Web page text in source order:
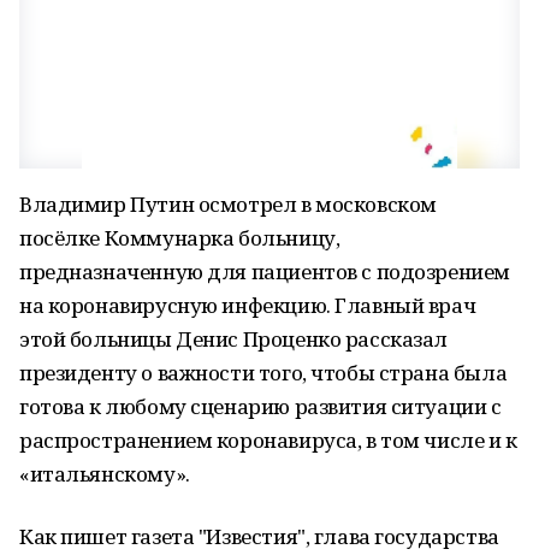
Владимир Путин осмотрел в московском
посёлке Коммунарка больницу,
предназначенную для пациентов с подозрением
на коронавирусную инфекцию. Главный врач
этой больницы Денис Проценко рассказал
президенту о важности того, чтобы страна была
готова к любому сценарию развития ситуации с
распространением коронавируса, в том числе и к
«итальянскому».
Как пишет газета "Известия", глава государства